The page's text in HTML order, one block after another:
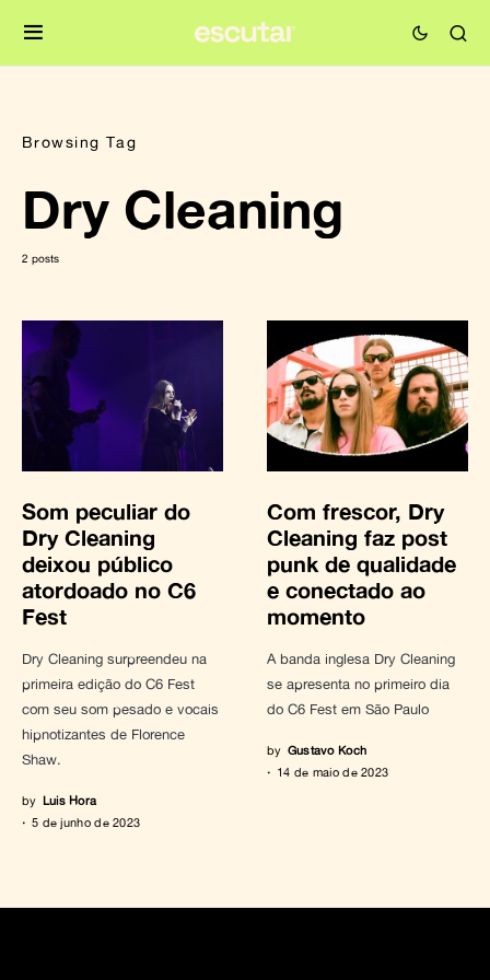
Browsing Tag
Dry Cleaning
2 posts
Som peculiar do
Dry Cleaning
deixou público
atordoado no C6
Fest
Dry Cleaning surpreendeu na
primeira edição do C6 Fest
com seu som pesado e vocais
hipnotizantes de Florence
Shaw.
by Luis Hora
5 de junho de 2023
Com frescor, Dry
Cleaning faz post
punk de qualidade
e conectado ao
momento
A banda inglesa Dry Cleaning
se apresenta no primeiro dia
do C6 Fest em São Paulo
by Gustavo Koch
14 de maio de 2023